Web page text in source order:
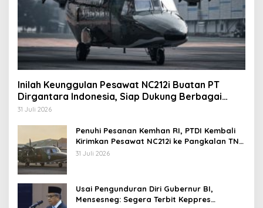
Inilah Keunggulan Pesawat NC212i Buatan PT
Dirgantara Indonesia, Siap Dukung Berbagai
Operasi TNI
31 Juli 2026
Penuhi Pesanan Kemhan RI, PTDI Kembali
Kirimkan Pesawat NC212i ke Pangkalan TNI
AU
31 Juli 2026
Usai Pengunduran Diri Gubernur BI,
Mensesneg: Segera Terbit Keppres